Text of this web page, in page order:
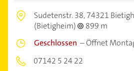
Sudetenstr. 38,74321
(Bietigheim)
899 m
Geschlossen –Öffnet
07142 5 24 22